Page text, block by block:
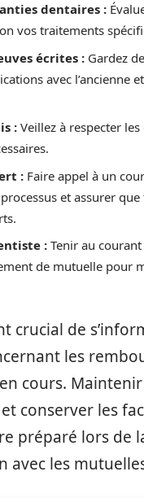
dentaires :
vos traitements
écrites : Gardez
avec l’ancienne
: Veillez à respecter les
: Faire appel à un
et assurer que
:Tenir au
de mutuelle pour
crucial de
les
cours.
conserver les
préparé lors de
avec les